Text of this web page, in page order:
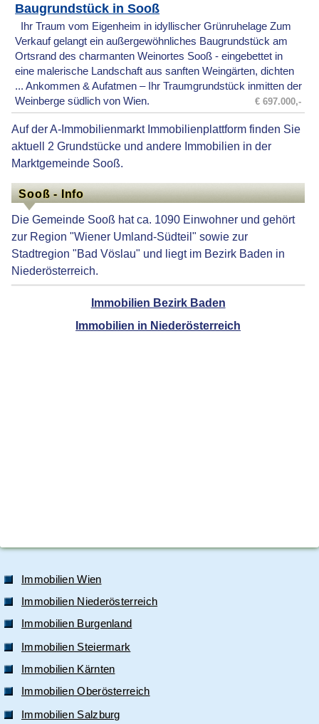
Baugrundstück in Sooß
Ihr Traum vom Eigenheim in idyllischer Grünruhelage Zum
Verkauf gelangt ein außergewöhnliches Baugrundstück am
Ortsrand des charmanten Weinortes Sooß - eingebettet in
eine malerische Landschaft aus sanften Weingärten, dichten
... Ankommen & Aufatmen – Ihr Traumgrundstück inmitten der
Weinberge südlich von Wien.
€ 697.000,-
Auf der A-Immobilienmarkt Immobilienplattform finden Sie
aktuell 2 Grundstücke und andere Immobilien in der
Marktgemeinde Sooß.
Sooß - Info
Die Gemeinde Sooß hat ca. 1090 Einwohner und gehört
zur Region "Wiener Umland-Südteil" sowie zur
Stadtregion "Bad Vöslau" und liegt im Bezirk Baden in
Niederösterreich.
Immobilien Bezirk Baden
Immobilien in Niederösterreich
Immobilien Wien
Immobilien Niederösterreich
Immobilien Burgenland
Immobilien Steiermark
Immobilien Kärnten
Immobilien Oberösterreich
Immobilien Salzburg